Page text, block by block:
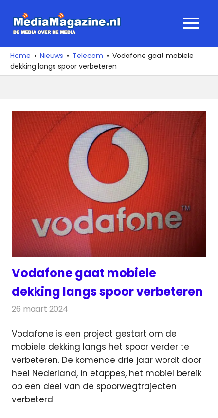
naar
media
over
de
MENU
Home Nieuws Telecom
Vodafone gaat mobiele
dekking langs spoor verbeteren
Vodafone gaat mobiele
dekking langs spoor verbeteren
26 maart 2024
Vodafone is een project gestart om de
mobiele dekking langs het spoor verder te
verbeteren. De komende drie jaar wordt door
heel Nederland, in etappes, het mobiel bereik
op een deel van de spoorwegtrajecten
verbeterd.